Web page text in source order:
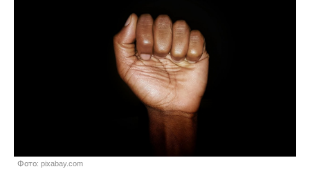
Фото: pixabay.com